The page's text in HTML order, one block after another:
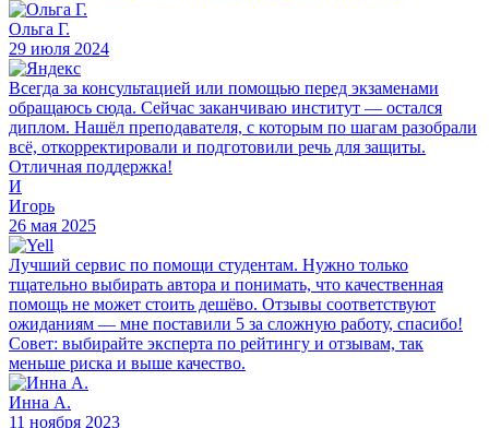
Ольга Г.
29 июля 2024
Всегда за консультацией или помощью перед экзаменами
обращаюсь сюда. Сейчас заканчиваю институт — остался
диплом. Нашёл преподавателя, с которым по шагам разобрали
всё, откорректировали и подготовили речь для защиты.
Отличная поддержка!
И
Игорь
26 мая 2025
Лучший сервис по помощи студентам. Нужно только
тщательно выбирать автора и понимать, что качественная
помощь не может стоить дешёво. Отзывы соответствуют
ожиданиям — мне поставили 5 за сложную работу, спасибо!
Совет: выбирайте эксперта по рейтингу и отзывам, так
меньше риска и выше качество.
Инна А.
11 ноября 2023